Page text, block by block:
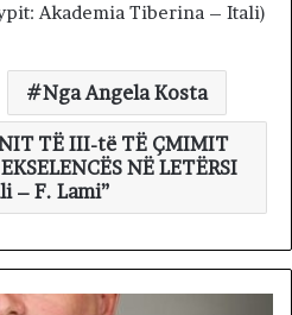
Akademia Tiberina – Itali)
Nga Angela Kosta
TË III-të TË ÇMIMIT
NË LETËRSI
– F. Lami”